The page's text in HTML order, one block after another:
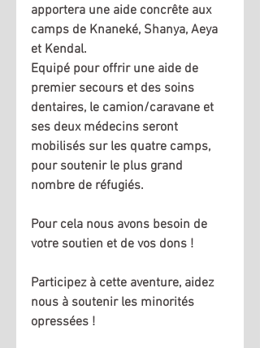
apportera une aide concrête aux
camps de Knaneké, Shanya, Aeya
et Kendal.
Equipé pour offrir une aide de
premier secours et des soins
dentaires, le camion/caravane et
ses deux médecins seront
mobilisés sur les quatre camps,
pour soutenir le plus grand
nombre de réfugiés.
Pour cela nous avons besoin de
votre soutien et de vos dons !
Participez à cette aventure, aidez
nous à soutenir les minorités
opressées !